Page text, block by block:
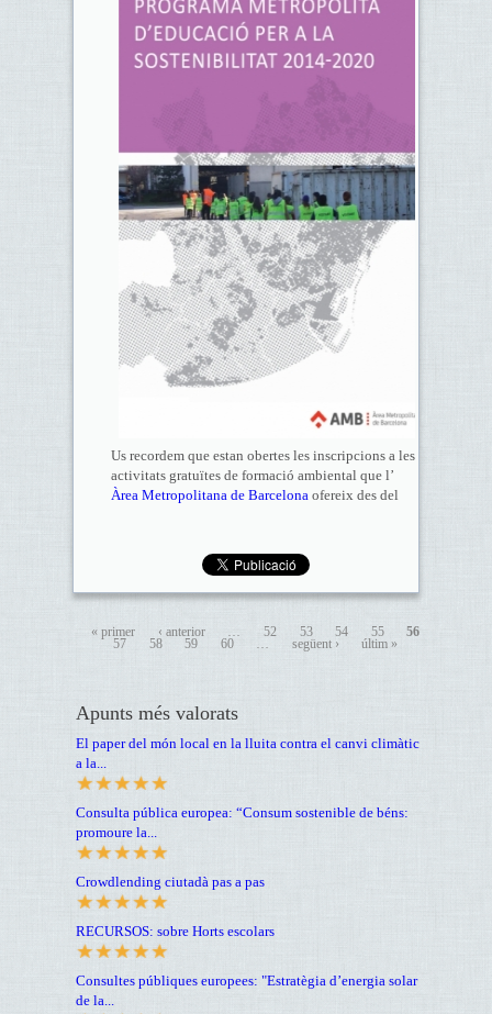
Us recordem que estan obertes les inscripcions a les
activitats gratuïtes de formació ambiental que l’
Àrea Metropolitana de Barcelonaofereix des del
« primer ‹ anterior … 52 53 54 55
56
57
58 59 60 … següent › últim »
Apunts més valorats
El paper del món local en la lluita contra el canvi climàtic
a la...
Consulta pública europea: “Consum sostenible de béns:
promoure la...
Crowdlending ciutadà pas a pas
RECURSOS: sobre Horts escolars
Consultes públiques europees: "Estratègia d’energia solar
de la...